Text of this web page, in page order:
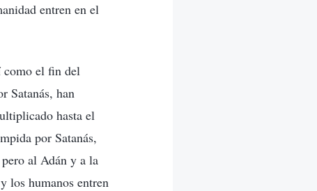
entren en el
como el fin del
Satanás, han
hasta el
por Satanás,
al Adán y a la
los humanos entren